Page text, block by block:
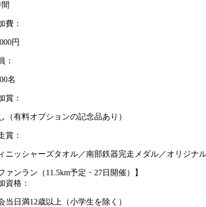
費：
円
：
名
賞：
（有料オプションの記念品あり）
賞：
ニッシャーズタオル／南部鉄器完走メダル／オリジナ
ァンラン（11.5km予定・27日開催）】
資格：
当日満12歳以上（小学生を除く）